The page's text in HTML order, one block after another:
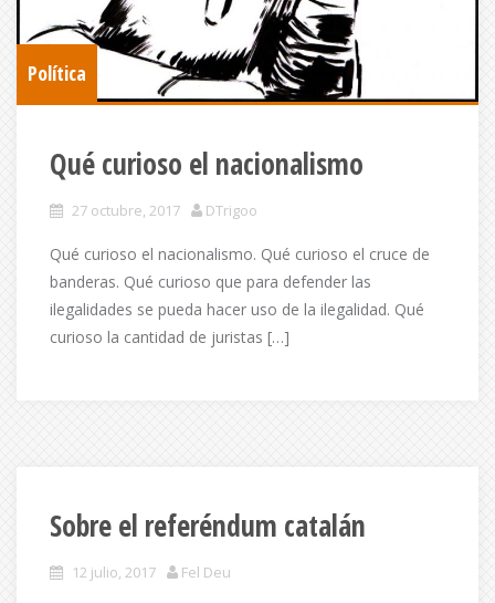
Política
Qué curioso el nacionalismo
27 octubre, 2017 DTrigoo
Qué curioso el nacionalismo. Qué curioso el cruce de
banderas. Qué curioso que para defender las
ilegalidades se pueda hacer uso de la ilegalidad. Qué
curioso la cantidad de juristas […]
Sobre el referéndum catalán
12 julio, 2017 Fel Deu